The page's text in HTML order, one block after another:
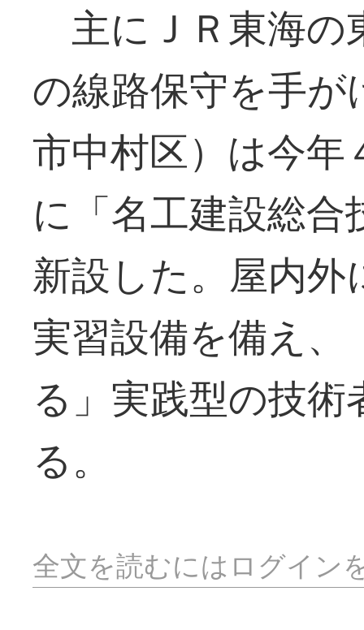
主にＪＲ東海の
の線路保守を手
市中村区）は今年
に「名工建設総
新設した。屋内
実習設備を備え
る」実践型の技
る。
全文を読むにはログイン